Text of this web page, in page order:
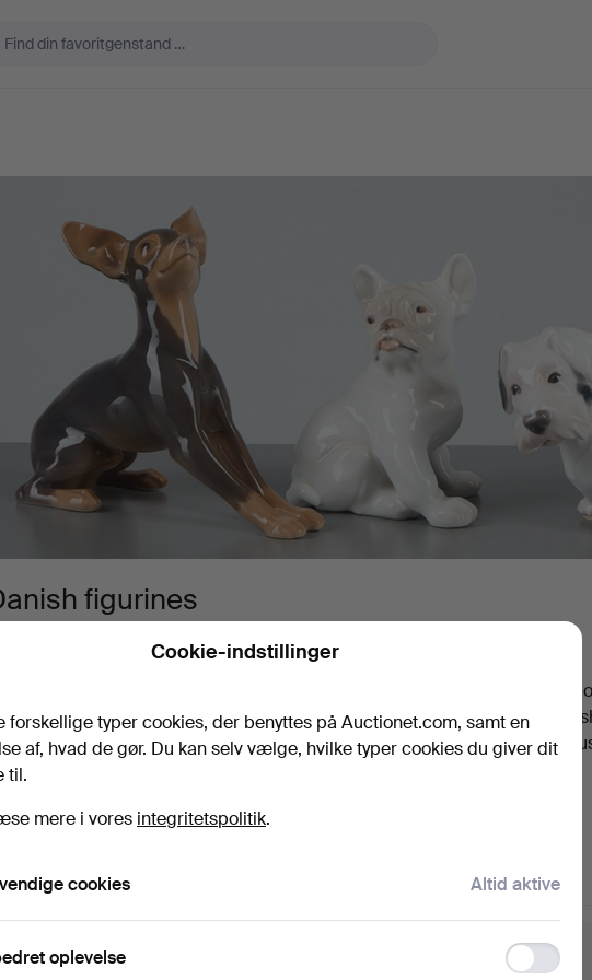
figurines
2026· Stockholms Auktionsverk Helsinki
our collection of figurines from renowned manufacturers such as
Bing & Gröndahl and Dahl Jensen. With masterful
these items are perfect for both collectors and interior design
something unique!
0 genstande
Vores arkiv med over 4 470 000 genstande
har desværre ingen genstande, der matcher din
Søgetips
Cookie-indstillinger
forskellige typer cookies, der benyttes på Auctionet.com, samt en
af, hvad de gør. Du kan selv vælge, hvilke typer cookies du giver dit
til.
mere i vores integritetspolitik.
cookies Altid aktive
oplevelse